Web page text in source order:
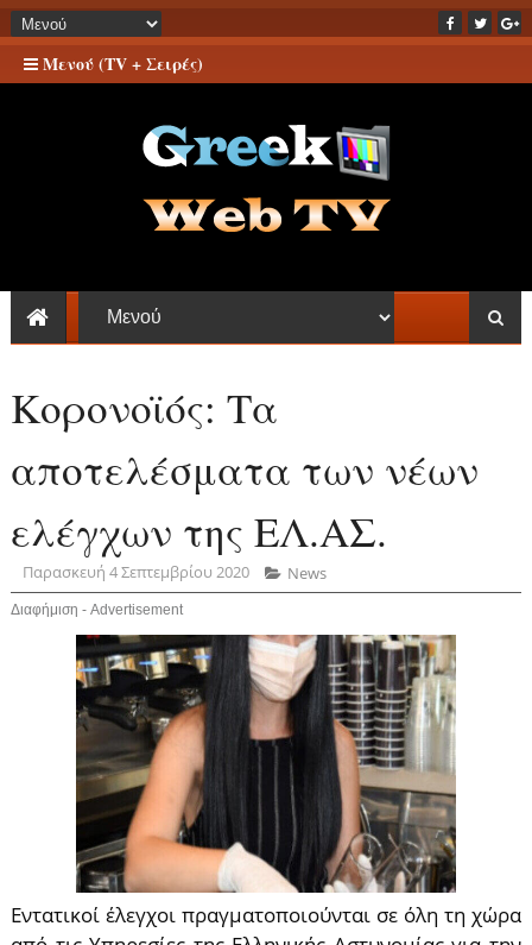
Μενού (TV + Σειρές)
Κορονοϊός: Τα
αποτελέσματα των νέων
ελέγχων της ΕΛ.ΑΣ.
Παρασκευή 4 Σεπτεμβρίου 2020 News
Διαφήμιση - Advertisement
Εντατικοί έλεγχοι πραγματοποιούνται σε όλη τη χώρα